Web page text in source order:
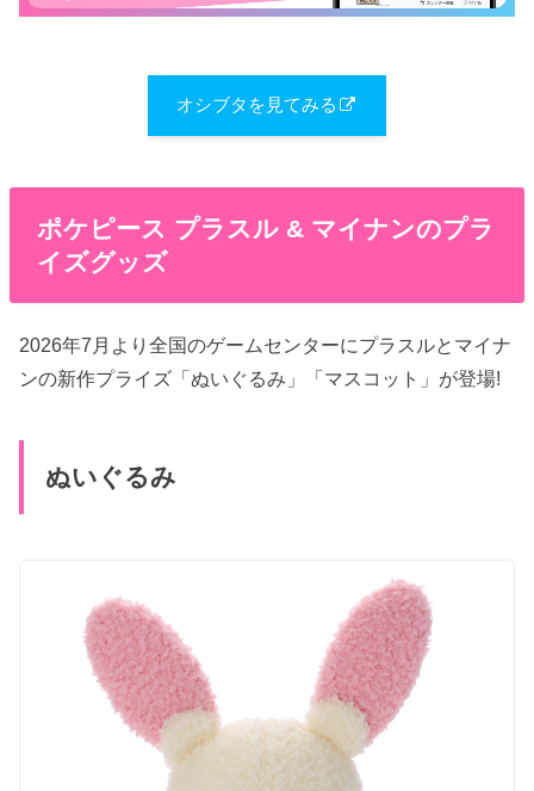
オシブタを見てみる
ポケピース プラスル & マイナンのプラ
イズグッズ
2026年7月より全国のゲームセンターにプラスルとマイナ
ンの新作プライズ「ぬいぐるみ」「マスコット」が登場!
ぬいぐるみ